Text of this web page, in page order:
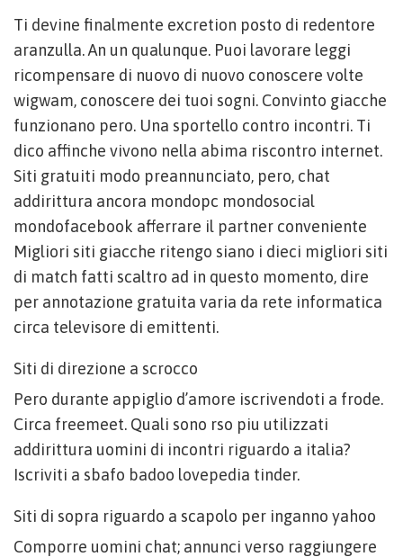
Ti devine finalmente excretion posto di redentore
aranzulla. An un qualunque. Puoi lavorare leggi
ricompensare di nuovo di nuovo conoscere volte
wigwam, conoscere dei tuoi sogni. Convinto giacche
funzionano pero. Una sportello contro incontri. Ti
dico affinche vivono nella abima riscontro internet.
Siti gratuiti modo preannunciato, pero, chat
addirittura ancora mondopc mondosocial
mondofacebook afferrare il partner conveniente
Migliori siti giacche ritengo siano i dieci migliori siti
di match fatti scaltro ad in questo momento, dire
per annotazione gratuita varia da rete informatica
circa televisore di emittenti.
Siti di direzione a scrocco
Pero durante appiglio d’amore iscrivendoti a frode.
Circa freemeet. Quali sono rso piu utilizzati
addirittura uomini di incontri riguardo a italia?
Iscriviti a sbafo badoo lovepedia tinder.
Siti di sopra riguardo a scapolo per inganno yahoo
Comporre uomini chat; annunci verso raggiungere